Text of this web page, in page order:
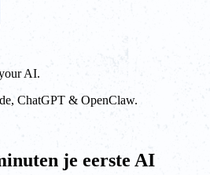
AI.
ChatGPT & OpenClaw.
je eerste AI